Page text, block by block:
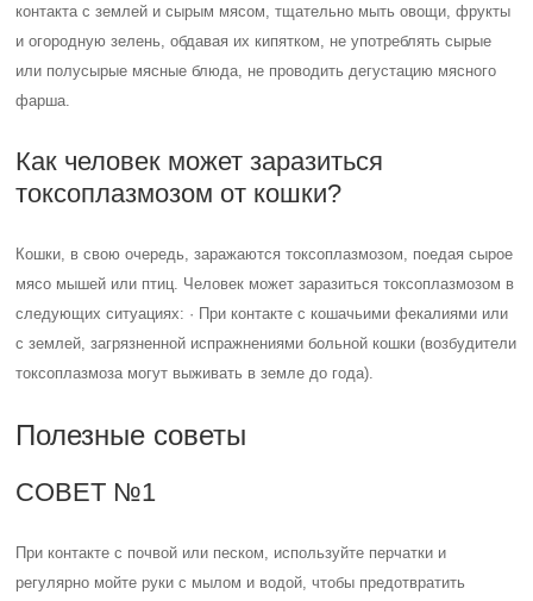
контакта с землей и сырым мясом, тщательно мыть овощи, фрукты
и огородную зелень, обдавая их кипятком, не употреблять сырые
или полусырые мясные блюда, не проводить дегустацию мясного
фарша.
Как человек может заразиться
токсоплазмозом от кошки?
Кошки, в свою очередь, заражаются токсоплазмозом, поедая сырое
мясо мышей или птиц. Человек может заразиться токсоплазмозом в
следующих ситуациях: · При контакте с кошачьими фекалиями или
с землей, загрязненной испражнениями больной кошки (возбудители
токсоплазмоза могут выживать в земле до года).
Полезные советы
СОВЕТ №1
При контакте с почвой или песком, используйте перчатки и
регулярно мойте руки с мылом и водой, чтобы предотвратить